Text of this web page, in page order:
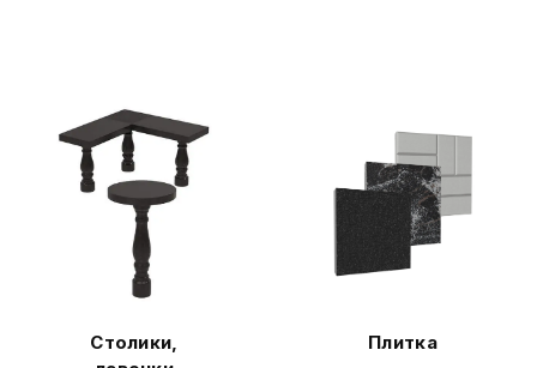
Столики,
Плитка